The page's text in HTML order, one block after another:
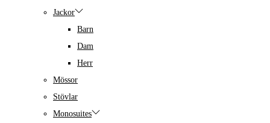
Jackor
Barn
Dam
Herr
Mössor
Stövlar
Monosuites